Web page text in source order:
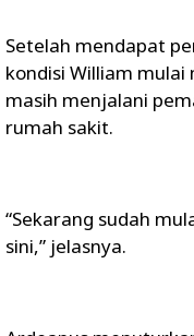
Setelah mendapat
kondisi William
masih menjalani
rumah sakit.
“Sekarang sudah
sini,” jelasnya.